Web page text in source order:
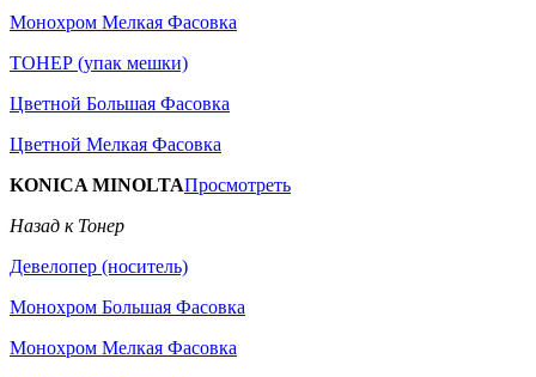
Монохром Мелкая Фасовка
ТОНЕР (упак мешки)
Цветной Большая Фасовка
Цветной Мелкая Фасовка
KONICA MINOLTAПросмотреть
Назад к Тонер
Девелопер (носитель)
Монохром Большая Фасовка
Монохром Мелкая Фасовка